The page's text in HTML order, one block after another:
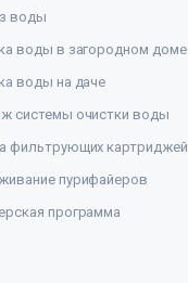
воды
воды в загородном доме
воды на даче
системы очистки воды
фильтрующих картриджей
пурифайеров
программа